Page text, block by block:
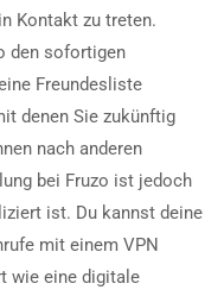
Kontakt zu treten.
den sofortigen
Freundesliste
denen Sie zukünftig
nach anderen
bei Fruzo ist jedoch
ist. Du kannst deine
mit einem VPN
wie eine digitale